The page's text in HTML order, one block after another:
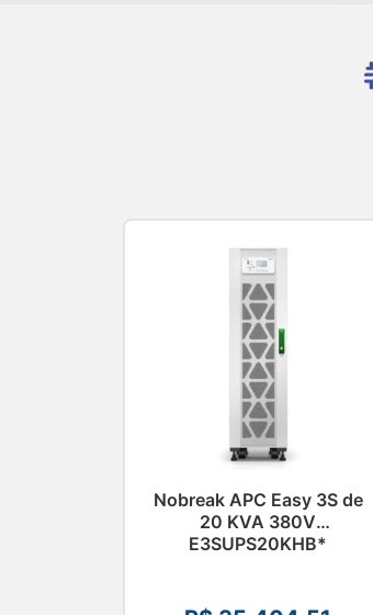
Nobreak APC Easy 3S de
20 KVA 380V
E3SUPS20KHB*